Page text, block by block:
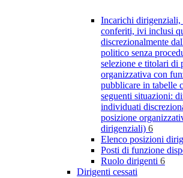
Incarichi dirigenziali,
conferiti, ivi inclusi
discrezionalmente
politico senza
selezione e titolari di
organizzativa con
pubblicare in tabelle
seguenti situazioni:
individuati
posizione
dirigenziali) 6
Elenco posizioni
Posti di funzione
Ruolo dirigenti 6
Dirigenti cessati